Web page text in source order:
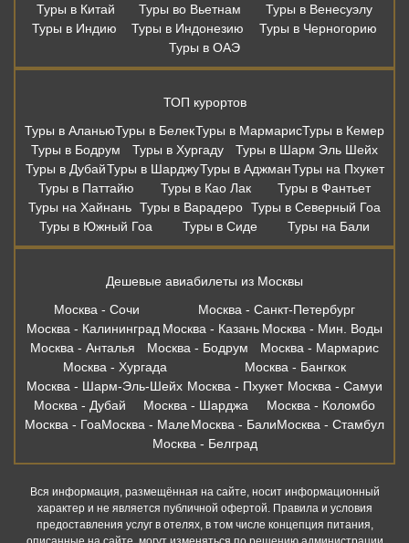
Туры в Китай
Туры во Вьетнам
Туры в Венесуэлу
Туры в Индию
Туры в Индонезию
Туры в Черногорию
Туры в ОАЭ
ТОП курортов
Туры в АланьюТуры в БелекТуры в МармарисТуры в Кемер
Туры в Бодрум
Туры в Хургаду
Туры в Шарм Эль Шейх
Туры в ДубайТуры в ШарджуТуры в АджманТуры на Пхукет
Туры в Паттайю
Туры в Као Лак
Туры в Фантьет
Туры на Хайнань Туры в Варадеро Туры в Северный Гоа
Туры в Южный Гоа
Туры в Сиде Туры на Бали
Дешевые авиабилеты из Москвы
Москва - Сочи
Москва - Санкт-Петербург
Москва - Калининград Москва - Казань Москва - Мин. Воды
Москва - Анталья
Москва - Бодрум
Москва - Мармарис
Москва - Хургада
Москва - Бангкок
Москва - Шарм-Эль-Шейх Москва - Пхукет Москва - Самуи
Москва - Дубай
Москва - Шарджа
Москва - Коломбо
Москва - ГоаМосква - МалеМосква - БалиМосква - Стамбул
Москва - Белград
Вся информация, размещённая на сайте, носит информационный
характер и не является публичной офертой. Правила и условия
предоставления услуг в отелях, в том числе концепция питания,